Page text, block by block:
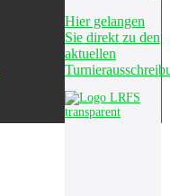
Hier gelangen
Sie direkt zu den
aktuellen